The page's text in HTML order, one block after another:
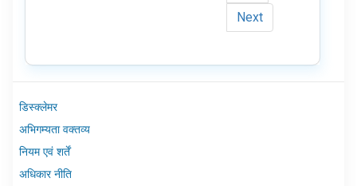
Next
डिस्क्लेमर
अभिगम्यता वक्तव्य
नियम एवं शर्तें
अधिकार नीति